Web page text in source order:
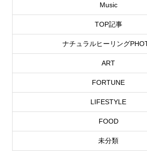
Music
TOP記事
ナチュラルヒーリング
ART
FORTUNE
LIFESTYLE
FOOD
未分類